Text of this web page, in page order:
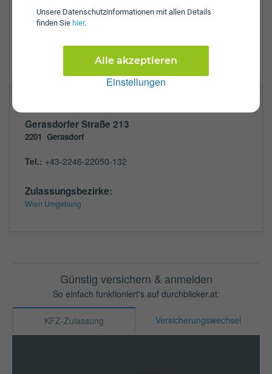
Unsere Daten­schutz­informationen mit allen Details
finden Sie hier.
Einstellungen
Alle akzeptieren
Waidhofen an der Thaya
Wien Umgebung
Gerasdorfer Straße 213
2201 Gerasdorf
Tel.: +43-2246-22050-132
Zulassungsbezirke:
Wien Umgebung
Günstig versichern & anmelden
So einfach funktioniert's auf durchblicker.at:
KFZ-Zulassung Versicherungswechsel